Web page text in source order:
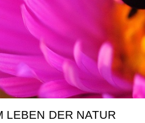
LEBEN DER NATUR